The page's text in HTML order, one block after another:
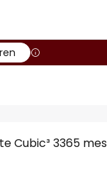
Cubic³ 3365